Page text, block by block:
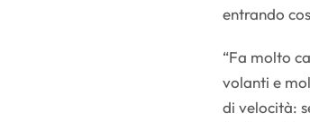
entrando
“Fa molto
volanti e
di velocità: